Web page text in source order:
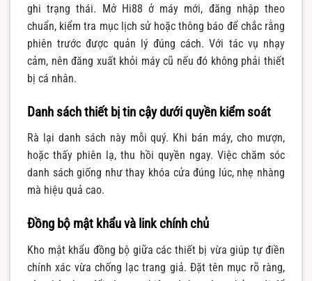
ghi trạng thái. Mở Hi88 ở máy mới, đăng nhập theo
chuẩn, kiểm tra mục lịch sử hoặc thông báo để chắc rằng
phiên trước được quản lý đúng cách. Với tác vụ nhạy
cảm, nên đăng xuất khỏi máy cũ nếu đó không phải thiết
bị cá nhân.
Danh sách thiết bị tin cậy dưới quyền kiểm soát
Rà lại danh sách này mỗi quý. Khi bán máy, cho mượn,
hoặc thấy phiên lạ, thu hồi quyền ngay. Việc chăm sóc
danh sách giống như thay khóa cửa đúng lúc, nhẹ nhàng
mà hiệu quả cao.
Đồng bộ mật khẩu và link chính chủ
Kho mật khẩu đồng bộ giữa các thiết bị vừa giúp tự điền
chính xác vừa chống lạc trang giả. Đặt tên mục rõ ràng,